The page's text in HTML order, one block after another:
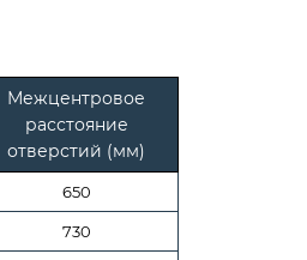
Межцентровое
расстояние
отверстий (мм)
650
730